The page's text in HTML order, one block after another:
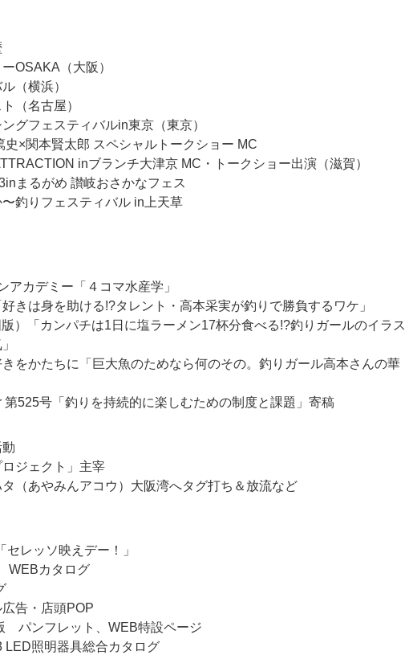
OSAKA（大阪）
（横浜）
（名古屋）
グフェスティバルin東京（東京）
史×関本賢太郎 スペシャルトークショー MC
inブランチ大津京 MC・トークショー出演（滋賀）
まるがめ 讃岐おさかなフェス
釣りフェスティバル in上天草
アカデミー「４コマ水産学」
きは身を助ける!?タレント・高本采実が釣りで勝負するワケ」
）「カンパチは1日に塩ラーメン17杯分食べる!?釣りガールのイラス
をかたちに「巨大魚のためなら何のその。釣りガール高本さんの華
第525号「釣りを持続的に楽しむための制度と課題」寄稿
ロジェクト」主宰
（あやみんアコウ）大阪湾へタグ打ち＆放流など
レッソ映えデー！」
カタログ
告・店頭POP
パンフレット、WEB特設ページ
LED照明器具総合カタログ